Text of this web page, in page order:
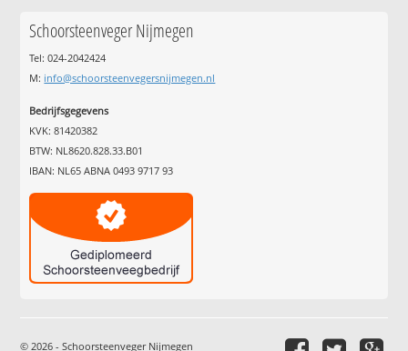
Schoorsteenveger Nijmegen
Tel: 024-2042424
M: info@schoorsteenvegersnijmegen.nl
Bedrijfsgegevens
KVK: 81420382
BTW: NL8620.828.33.B01
IBAN: NL65 ABNA 0493 9717 93
© 2026 - Schoorsteenveger Nijmegen